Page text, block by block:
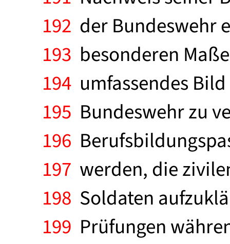
192 der Bundeswehr
193 besonderen
194 umfassendes
195 Bundeswehr zu
196
197 werden, die
198 Soldaten
199 Prüfungen